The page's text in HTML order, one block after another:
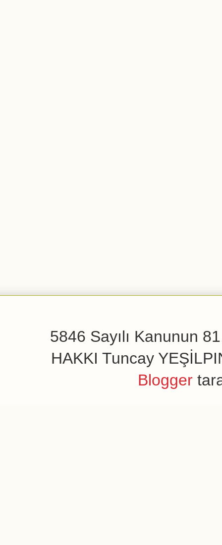
5846 Sayılı Kanunun
HAKKI Tuncay
Blogger